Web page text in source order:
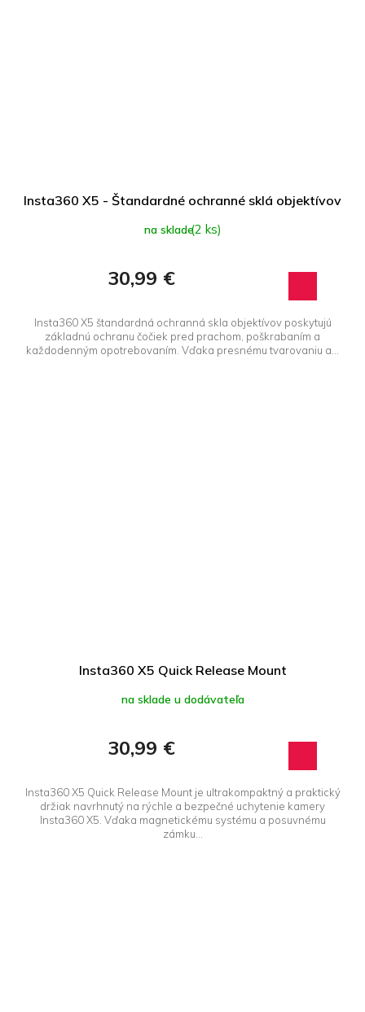
Insta360 X5 - Štandardné ochranné sklá objektívov
na sklade(2 ks)
30,99 €
Insta360 X5 štandardná ochranná skla objektívov poskytujú
základnú ochranu čočiek pred prachom, poškrabaním a
každodenným opotrebovaním. Vďaka presnému tvarovaniu a...
Insta360 X5 Quick Release Mount
na sklade u dodávateľa
30,99 €
Insta360 X5 Quick Release Mount je ultrakompaktný a praktický
držiak navrhnutý na rýchle a bezpečné uchytenie kamery
Insta360 X5. Vďaka magnetickému systému a posuvnému
zámku...